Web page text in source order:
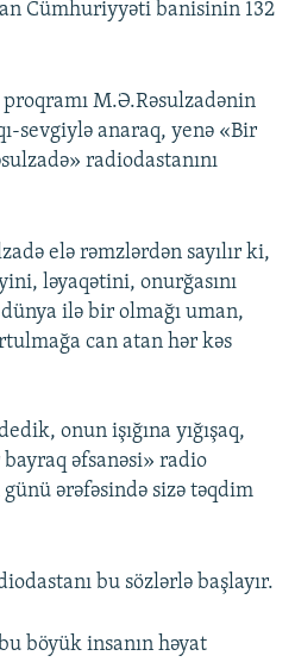
Cümhuriyyəti banisinin 132
M.Ə.Rəsulzadənin
sevgiylə anaraq, yenə «Bir
radiodastanını
elə rəmzlərdən sayılır ki,
ləyaqətini, onurğasını
ilə bir olmağı uman,
can atan hər kəs
onun işığına yığışaq,
əfsanəsi» radio
ərəfəsində sizə təqdim
bu sözlərlə başlayır.
böyük insanın həyat